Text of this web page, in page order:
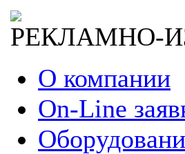
РЕКЛАМНО-
О компании
On-Line